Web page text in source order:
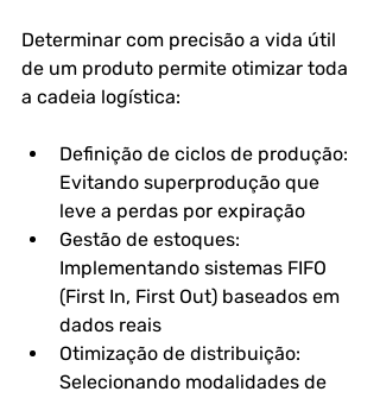
Determinar com precisão a vida útil
de um produto permite otimizar toda
a cadeia logística:
Definição de ciclos de produção:
Evitando superprodução que
leve a perdas por expiração
Gestão de estoques:
Implementando sistemas FIFO
(First In, First Out) baseados em
dados reais
Otimização de distribuição:
Selecionando modalidades de